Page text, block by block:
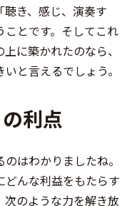
き、感じ、演奏す
とです。そしてこれ
に築かれたのなら、
と言えるでしょう。
利点
はわかりましたね。
んな利益をもたらす
のような力を解き放